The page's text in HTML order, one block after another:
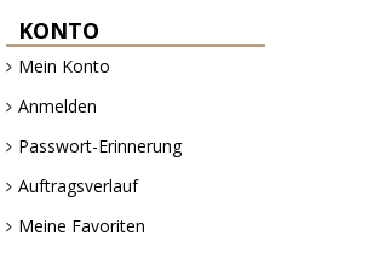
KONTO
Mein Konto
Anmelden
Passwort-Erinnerung
Auftragsverlauf
Meine Favoriten